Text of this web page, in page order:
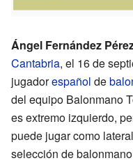
Ángel Fernández
Cantabria, el 16 de
jugadorespañol de
del equipo Balonmano
es extremo izquierdo,
puede jugar como
selección de